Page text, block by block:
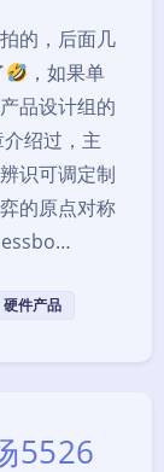
的，后面几
，如果单
品设计组的
绍过，主
识可调定制
的原点对称
硬件产品
5526